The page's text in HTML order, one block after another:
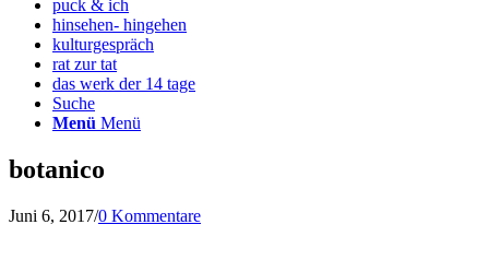
puck & ich
hinsehen- hingehen
kulturgespräch
rat zur tat
das werk der 14 tage
Suche
Menü Menü
botanico
Juni 6, 2017/0 Kommentare